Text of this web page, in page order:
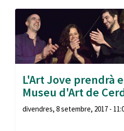
L'Art Jove prendrà
Museu d'Art de
divendres, 8 setembre, 2017 -